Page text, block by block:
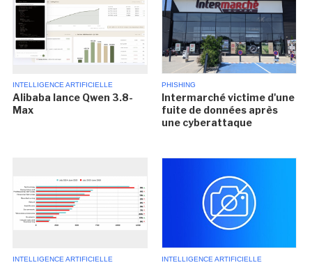
INTELLIGENCE ARTIFICIELLE
Alibaba lance Qwen 3.8-
Max
PHISHING
Intermarché victime d'une
fuite de données après
une cyberattaque
INTELLIGENCE ARTIFICIELLE INTELLIGENCE ARTIFICIELLE